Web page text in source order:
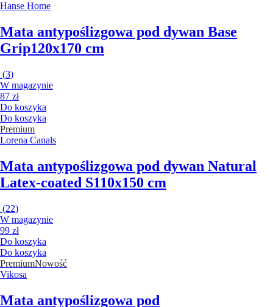
Hanse Home
Mata antypoślizgowa pod dywan Base
Grip120x170 cm
(3)
W magazynie
87 zł
Do koszyka
Do koszyka
Premium
Lorena Canals
Mata antypoślizgowa pod dywan Natural
Latex-coated S110x150 cm
(22)
W magazynie
99 zł
Do koszyka
Do koszyka
PremiumNowość
Vikosa
Mata antypoślizgowa pod